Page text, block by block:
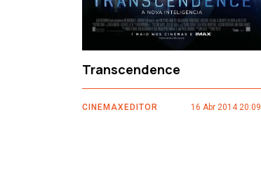
Transcendence
CINEMAXEDITOR 16 Abr 2014 20:09